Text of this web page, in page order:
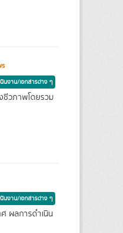
นงาน/เอกสารต่าง ๆ
วภาพโดยรวม
นงาน/เอกสารต่าง ๆ
ผลการดำเนิน